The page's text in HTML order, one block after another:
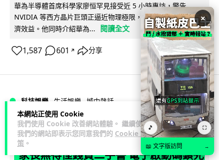
本網站正使用 Cookie
我們使用 Cookie 改善網站體驗。 繼續使用
我們的網站即表示您同意我們的 Cookie 政
策 。
華為半導體首席科學家廖恒罕見接受近 5 小時專訪，警告
NVIDIA 等西方晶片巨頭正逼近物理極限，傳統製程升級已失經
濟效益。他同時介紹華為...
閱讀全文
1,587 601 ↗ 分享
科技娛樂 生活娛樂 城中熱話
Lawton 1 日
家長無得慳錢買二手書 電子啟動碼鎖死
×
🎵 ⛶
📖 文字版訪問 →